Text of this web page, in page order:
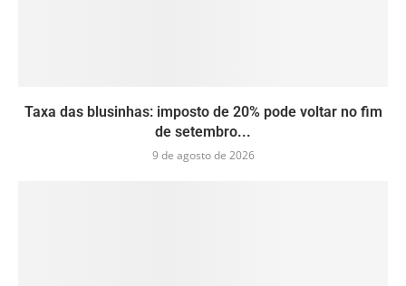
Taxa das blusinhas: imposto de 20% pode voltar no fim
de setembro...
9 de agosto de 2026